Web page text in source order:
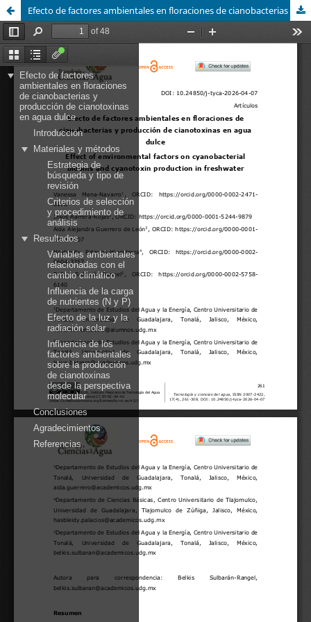
Efecto de factores ambientales en floraciones de cianobacterias y producción de cianotoxinas en agua dulce